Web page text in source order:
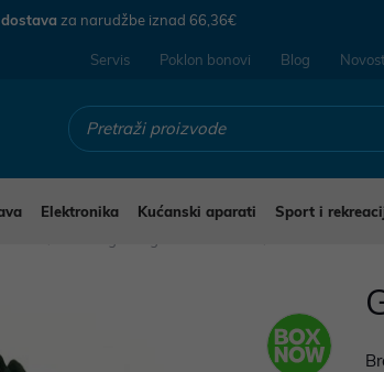
za narudžbe iznad 66,36€
Servis Poklon bonovi Blog
Elektronika Kućanski aparati Sport i